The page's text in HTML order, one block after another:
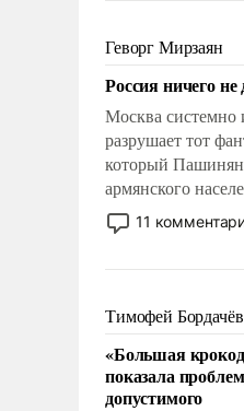
уязвимости США,
Китаем.
Геворг Мирзаян
Россия ничего
Москва системно
разрушает тот
который Пашинян
армянского
этому населению
просто по
беспрекословно
счет российских
поступки не
11
Тимофей Бордачёв
«Большая
показала
допустимого